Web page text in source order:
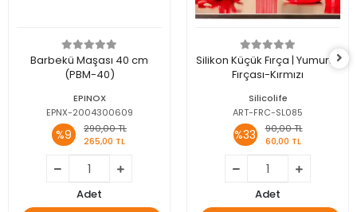
Barbekü Maşası 40 cm
(PBM-40)
EPINOX
EPNX-2004300609
%9
290,00 TL
265,00 TL
Adet
Silikon Küçük Fırça | Yumurta
Fırçası-Kırmızı
Silicolife
ART-FRC-SL085
%33
90,00 TL
60,00 TL
Adet